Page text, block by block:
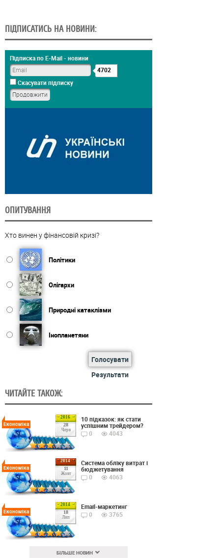
ПІДПИСАТИСЬ НА НОВИНИ:
Підписка по E-Mail - новини
4702
Скасувати підписку
ОПИТУВАННЯ
Хто винен у фінансовій кризі?
Політики
Олігархи
Природні катаклізми
Інопланетяни
Голосувати
Результати
ЧИТАЙТЕ ТАКОЖ:
2016
28
Черв
Економіка
10 підказок: як стати
успішним трейдером?
0
4043
2014
11
Жовт
Економіка
Cистема обліку витрат і
бюджетування
0
4063
2014
18
Лип
Економіка
Email-маркетинг
0
3765
БІЛЬШЕ НОВИН